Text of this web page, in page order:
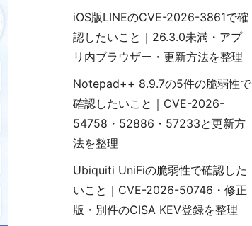
iOS版LINEのCVE-2026-3861で確
認したいこと｜26.3.0未満・アプ
リ内ブラウザー・更新方法を整理
Notepad++ 8.9.7の5件の脆弱性で
確認したいこと｜CVE-2026-
54758・52886・57233と更新方
法を整理
Ubiquiti UniFiの脆弱性で確認した
いこと｜CVE-2026-50746・修正
版・別件のCISA KEV登録を整理